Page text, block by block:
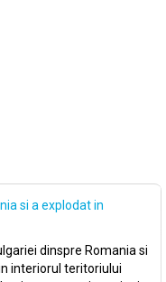
si a explodat in
dinspre Romania si
interiorul teritoriului